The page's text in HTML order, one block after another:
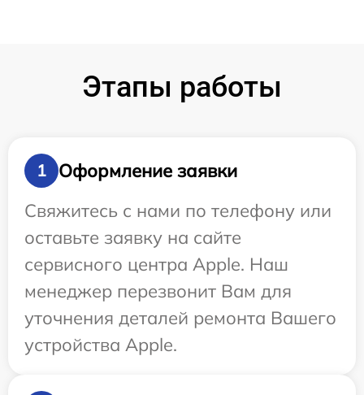
Этапы работы
1
Оформление заявки
Свяжитесь с нами по телефону или
оставьте заявку на сайте
сервисного центра Apple. Наш
менеджер перезвонит Вам для
уточнения деталей ремонта Вашего
устройства Apple.